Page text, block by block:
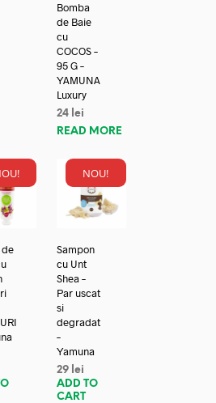
Bomba
de Baie
cu
COCOS –
95 G –
YAMUNA
Luxury
24 lei
READ MORE
NOU!
Sampon
cu Unt
Shea –
Par uscat
si
degradat
–
Yamuna
29 lei
ADD TO
CART